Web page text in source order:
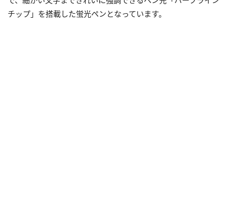
チップ」を搭載した蛍光ペンとなっています。